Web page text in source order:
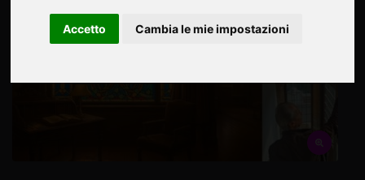
Accetto Cambia le mie impostazioni